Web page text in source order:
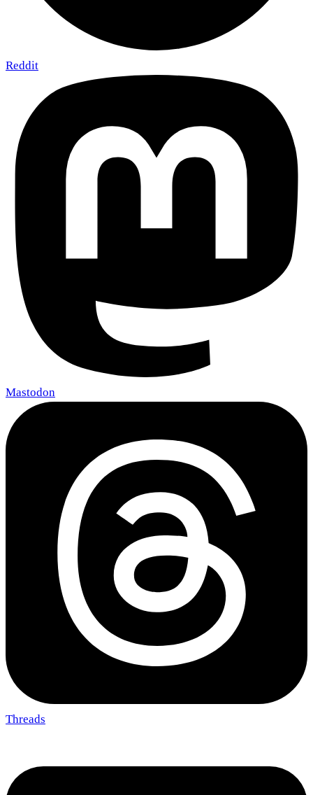
Reddit
Mastodon
Threads